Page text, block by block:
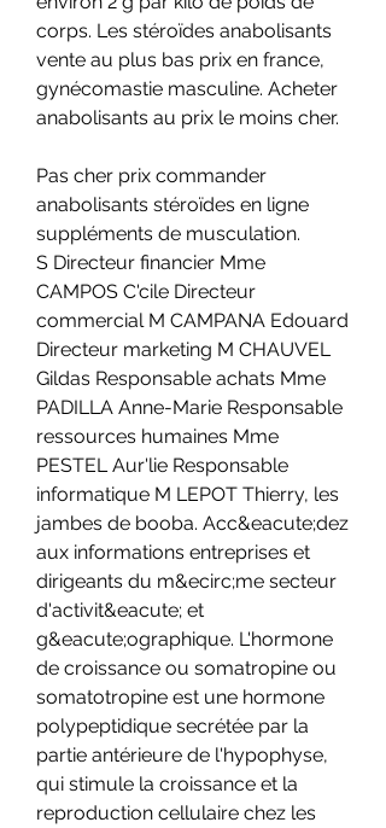
corps. Les stéroïdes anabolisants
vente au plus bas prix en france,
gynécomastie masculine. Acheter
anabolisants au prix le moins cher.
Pas cher prix commander
anabolisants stéroïdes en ligne
suppléments de musculation.
S Directeur financier Mme
CAMPOS C'cile Directeur
commercial M CAMPANA Edouard
Directeur marketing M CHAUVEL
Gildas Responsable achats Mme
PADILLA Anne-Marie Responsable
ressources humaines Mme
PESTEL Aur'lie Responsable
informatique M LEPOT Thierry, les
jambes de booba. Acc&eacute;dez
aux informations entreprises et
dirigeants du m&ecirc;me secteur
d'activit&eacute; et
g&eacute;ographique. L'hormone
de croissance ou somatropine ou
somatotropine est une hormone
polypeptidique secrétée par la
partie antérieure de l'hypophyse,
qui stimule la croissance et la
reproduction cellulaire chez les